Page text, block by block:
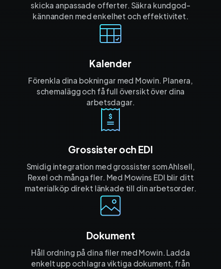
skicka anpassade offerter. Säkra kund­god­
kännanden med enkelhet och effektivitet.
Kalender
Förenkla dina bokningar med Mowin. Planera,
schemalägg och få full översikt över dina
arbetsdagar.
Grossister och EDI
Smidig integration med grossister som Ahlsell,
Rexel och många fler. Med Mowins EDI blir ditt
materialköp direkt länkade till din arbetsorder.
Dokument
Håll ordning på dina filer med Mowin. Ladda
enkelt upp och lagra viktiga dokument, från